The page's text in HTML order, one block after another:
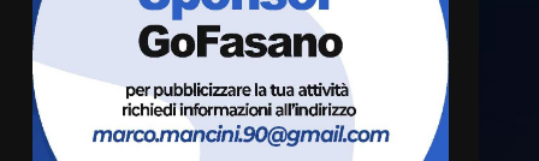
Laureto
6 Agosto 2026 06:20
La magia del Minareto e la
prima assoluta de “L’Albergo
Belvedere. Il rapimento”